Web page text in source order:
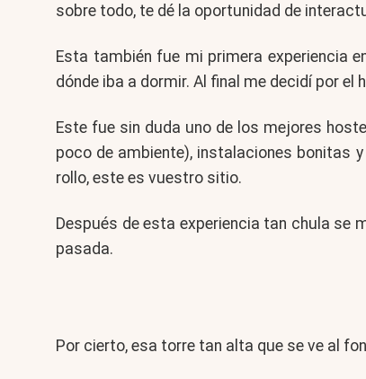
sobre todo, te dé la oportunidad de
Esta también fue mi primera experiencia
dónde iba a dormir. Al final me decidí por el
Este fue sin duda uno de los mejores
poco de ambiente), instalaciones bonitas
rollo, este es vuestro sitio.
Después de esta experiencia tan chula se
pasada.
Por cierto, esa torre tan alta que se ve al